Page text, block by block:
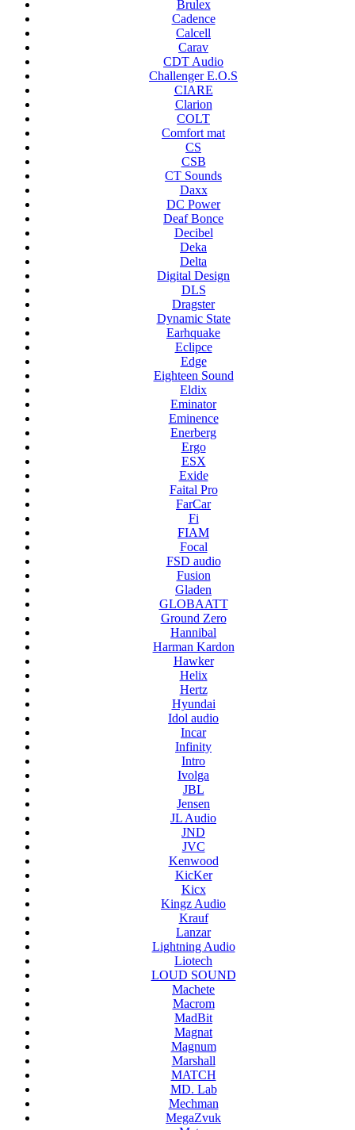
Brulex
Cadence
Calcell
Carav
CDT Audio
Challenger E.O.S
CIARE
Clarion
COLT
Comfort mat
CS
CSB
CT Sounds
Daxx
DC Power
Deaf Bonce
Decibel
Deka
Delta
Digital Design
DLS
Dragster
Dynamic State
Earhquake
Eclipce
Edge
Eighteen Sound
Eldix
Eminator
Eminence
Enerberg
Ergo
ESX
Exide
Faital Pro
FarCar
Fi
FIAM
Focal
FSD audio
Fusion
Gladen
GLOBAATT
Ground Zero
Hannibal
Harman Kardon
Hawker
Helix
Hertz
Hyundai
Idol audio
Incar
Infinity
Intro
Ivolga
JBL
Jensen
JL Audio
JND
JVC
Kenwood
KicKer
Kicx
Kingz Audio
Krauf
Lanzar
Lightning Audio
Liotech
LOUD SOUND
Machete
Macrom
MadBit
Magnat
Magnum
Marshall
MATCH
MD. Lab
Mechman
MegaZvuk